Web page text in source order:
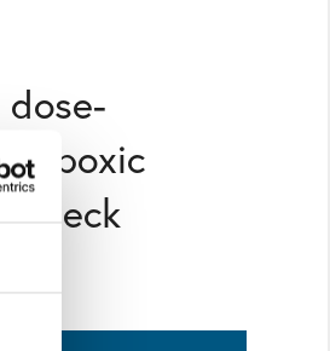
hypoxic
neck